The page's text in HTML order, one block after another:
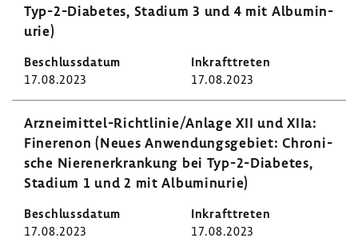
Typ-​2-Diabetes, Stadium 3 und 4 mit Albu­mi­n­
urie)
17.08.2023 17.08.2023
Arzneimittel-​Richtlinie/Anlage XII und XIIa:
Fine­renon (Neues Anwen­dungs­ge­biet: Chro­ni­
sche Nieren­er­kran­kung bei Typ-​2-Diabetes,
Stadium 1 und 2 mit Albu­mi­n­urie)
17.08.2023 17.08.2023